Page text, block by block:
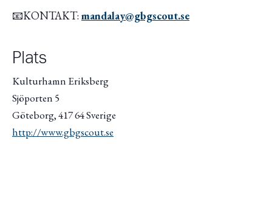
📧KONTAKT: mandalay@gbgscout.se
Plats
Kulturhamn Eriksberg
Sjöporten 5
Göteborg,417 64Sverige
http://www.gbgscout.se